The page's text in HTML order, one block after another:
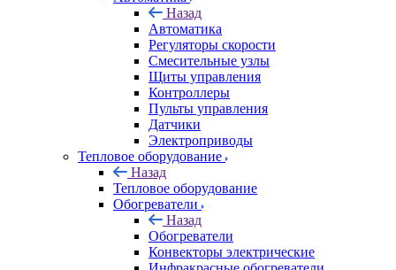
Назад
Автоматика
Регуляторы скорости
Смесительные узлы
Щиты управления
Контроллеры
Пульты управления
Датчики
Электроприводы
Тепловое оборудование
Назад
Тепловое оборудование
Обогреватели
Назад
Обогреватели
Конвекторы электрические